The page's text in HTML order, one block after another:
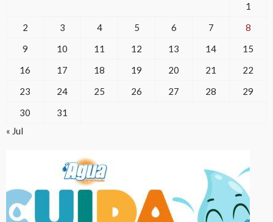
1
2
3 4 5 6 7
8
9
10 11 12 13 14
15
16
17 18 19 20 21
22
23
24 25 26 27 28
29
30
31
« Jul